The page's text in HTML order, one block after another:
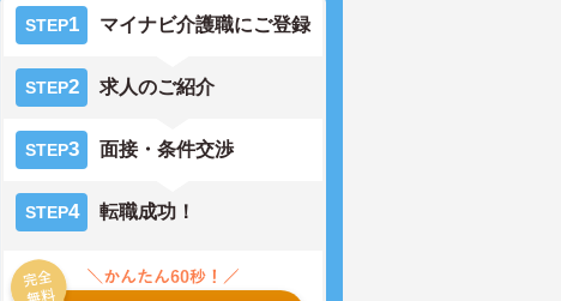
STEP1 マイナビ介護職にご登録
STEP2 求人のご紹介
STEP3 面接・条件交渉
STEP4 転職成功！